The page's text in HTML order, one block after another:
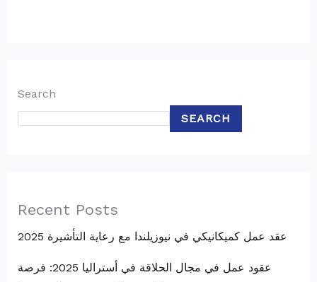
Search
SEARCH
Recent Posts
عقد عمل كميكانيكي في نيوزيلندا مع رعاية التأشيرة 2025
عقود عمل في مجال الحلاقة في أستراليا 2025: فرصة